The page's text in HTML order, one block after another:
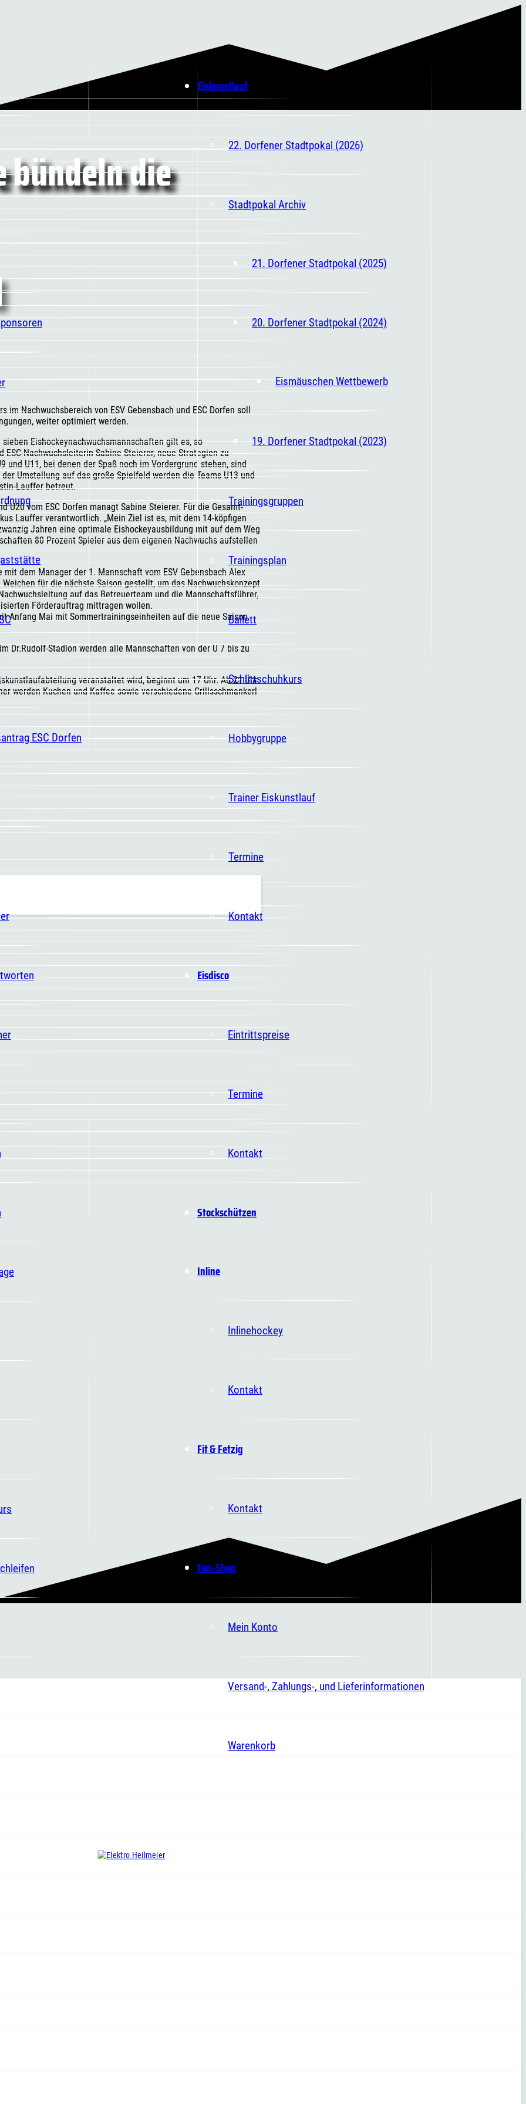
Eiskunstlauf
22. Dorfener Stadtpokal (2026)
Stadtpokal Archiv
21. Dorfener Stadtpokal (2025)
20. Dorfener Stadtpokal (2024)
Eismäuschen Wettbewerb
19. Dorfener Stadtpokal (2023)
Trainingsgruppen
Trainingsplan
Ballett
Schlittschuhkurs
Hobbygruppe
Trainer Eiskunstlauf
Termine
Kontakt
Eisdisco
Eintrittspreise
Termine
Kontakt
Stockschützen
Inline
Inlinehockey
Kontakt
Fit & Fetzig
Kontakt
Fan-Shop
Mein Konto
Versand-, Zahlungs-, und Lieferinformationen
Warenkorb
ESC Dorfen
die
Nachwuchsbereich von ESV Gebensbach und ESC Dorfen soll
weiter optimiert werden.
Eishockeynachwuchsmannschaften gilt es, so
Nachwuchsleiterin Sabine Steierer, neue Strategien zu
und U11, bei denen der Spaß noch im Vordergrund stehen, sind
Umstellung auf das große Spielfeld werden die Teams U13 und
Lauffer betreut.
vom ESC Dorfen managt Sabine Steierer. Für die Gesamt-
Lauffer verantwortlich. „Mein Ziel ist es, mit dem 14-köpfigen
Jahren eine optimale Eishockeyausbildung mit auf dem Weg
80 Prozent Spieler aus dem eigenen Nachwuchs aufstellen
dem Manager der 1. Mannschaft vom ESV Gebensbach Alex
für die nächste Saison gestellt, um das Nachwuchskonzept
auf das Betreuerteam und die Mannschaftsführer,
Förderauftrag mittragen wollen.
Anfang Mai mit Sommertrainingseinheiten auf die neue Saison
Dr.Rudolf-Stadion werden alle Mannschaften von der U 7 bis zu
veranstaltet wird, beginnt um 17 Uhr. Ab 21 Uhr
werden Kuchen und Kaffee sowie verschiedene Grillsschmankerl